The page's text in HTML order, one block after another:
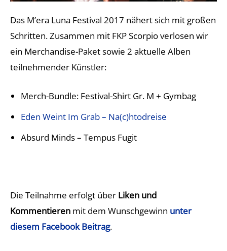
Das M’era Luna Festival 2017 nähert sich mit großen
Schritten. Zusammen mit FKP Scorpio verlosen wir
ein Merchandise-Paket sowie 2 aktuelle Alben
teilnehmender Künstler:
Merch-Bundle: Festival-Shirt Gr. M + Gymbag
Eden Weint Im Grab – Na(c)htodreise
Absurd Minds – Tempus Fugit
Die Teilnahme erfolgt über Liken und
Kommentieren mit dem Wunschgewinn unter
diesem Facebook Beitrag.